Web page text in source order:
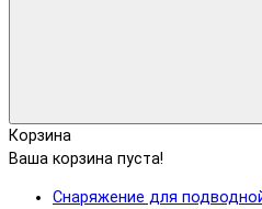
Корзина
Ваша корзина пуста!
Снаряжение для